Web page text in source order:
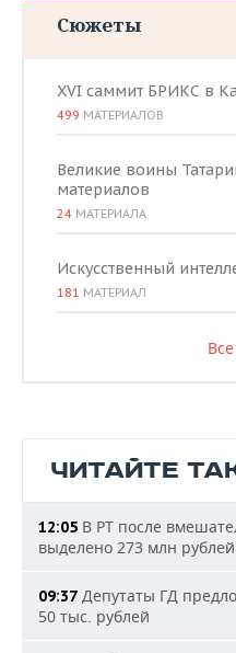
Сюжеты
XVI саммит БРИКС в
499 МАТЕРИАЛОВ
Великие воины
материалов
24 МАТЕРИАЛА
Искусственный
181 МАТЕРИАЛ
ЧИТАЙТЕ
12:05 В РТ после
выделено 273 млн
09:37 Депутаты ГД
50 тыс. рублей